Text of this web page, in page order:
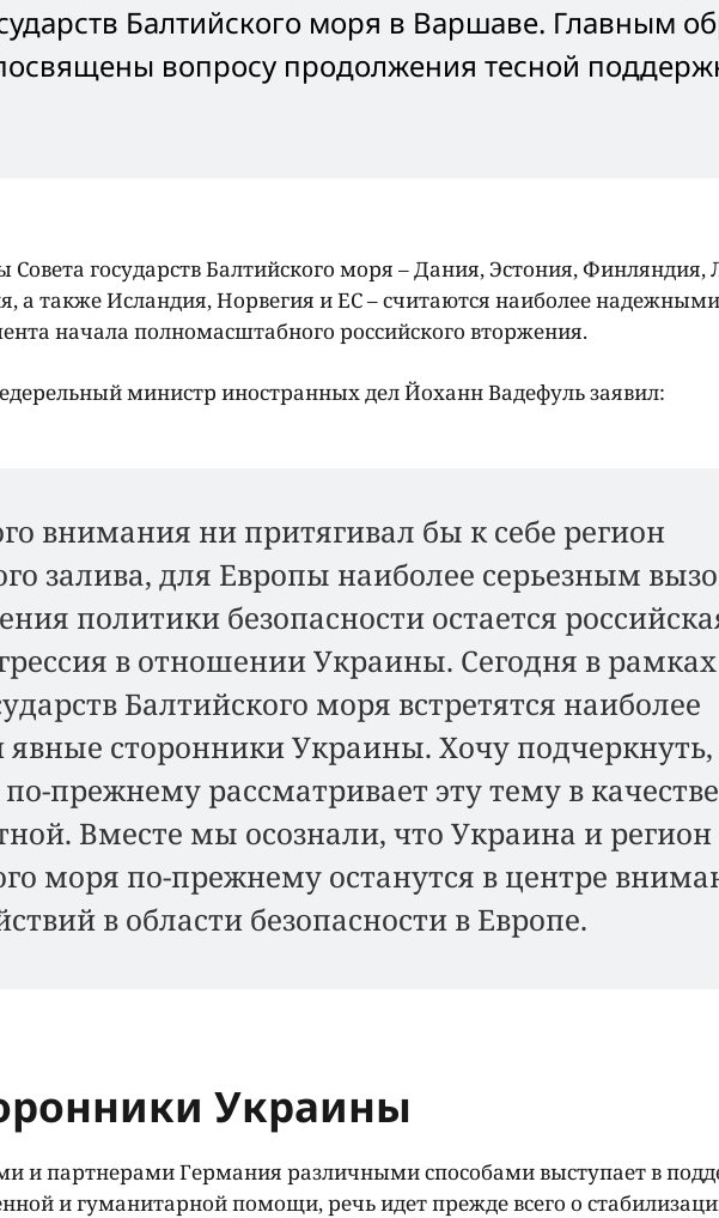
Балтийского моря в Варшаве. Главным
вопросу продолжения тесной
государств Балтийского моря – Дания, Эстония, Финляндия,
а также Исландия, Норвегия и ЕС – считаются наиболее надежными
начала полномасштабного российского вторжения.
министр иностранных дел Йоханн Вадефуль заявил:
внимания ни притягивал бы к себе регион
залива, для Европы наиболее серьезным
политики безопасности остается
в отношении Украины. Сегодня в рамках
Балтийского моря встретятся наиболее
явные сторонники Украины. Хочу подчеркнуть,
прежнему рассматривает эту тему в качестве
Вместе мы осознали, что Украина и регион
моря по-прежнему останутся в центре
в области безопасности в Европе.
Украины
и партнерами Германия различными способами выступает в
и гуманитарной помощи, речь идет прежде всего о